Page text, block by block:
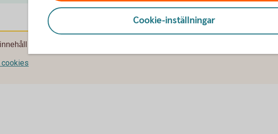
behöver du först godkänna cookies för Funktioner, prestanda och statistik.
Cookie-inställningar